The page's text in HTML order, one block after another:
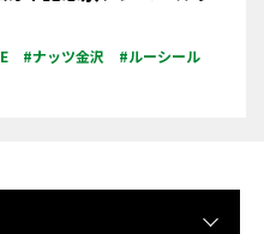
#ナッツ金沢
#ルーシール